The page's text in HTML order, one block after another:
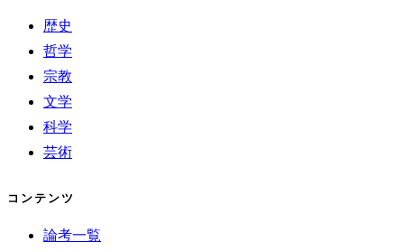
歴史
哲学
宗教
文学
科学
芸術
コンテンツ
論考一覧